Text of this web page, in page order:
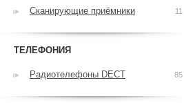
Сканирующие приёмники 11
ТЕЛЕФОНИЯ
Радиотелефоны DECT 85